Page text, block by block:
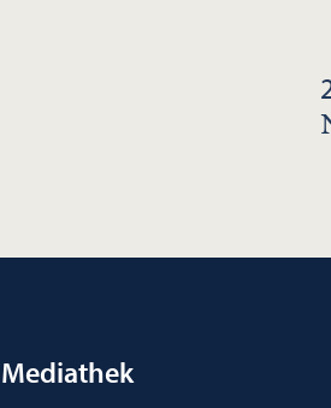
Mediathek